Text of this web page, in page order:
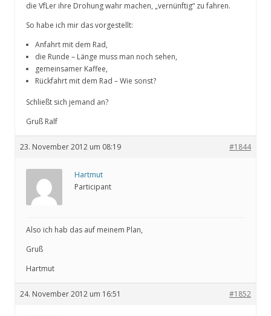
die VfLer ihre Drohung wahr machen, „vernünftig“ zu fahren.
So habe ich mir das vorgestellt:
Anfahrt mit dem Rad,
die Runde – Länge muss man noch sehen,
gemeinsamer Kaffee,
Rückfahrt mit dem Rad – Wie sonst?
Schließt sich jemand an?
Gruß Ralf
23. November 2012 um 08:19 #1844
Hartmut
Participant
Also ich hab das auf meinem Plan,
Gruß
Hartmut
24. November 2012 um 16:51 #1852